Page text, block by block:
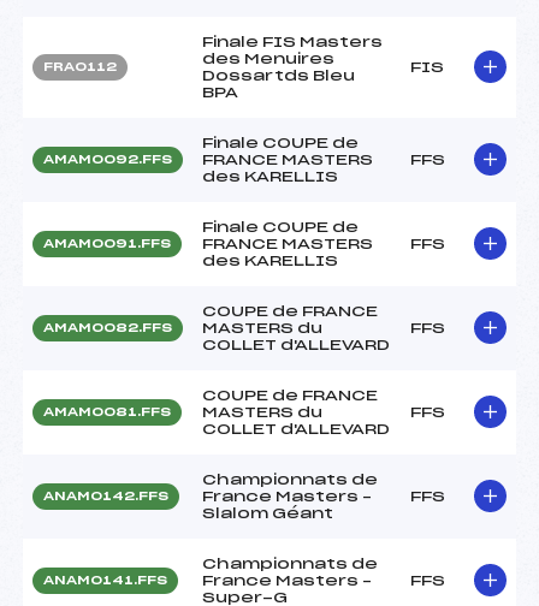
FRA0112
Finale FIS Masters
des Menuires
Dossartds Bleu
BPA
FIS
AMAM0092.FFS
Finale COUPE de
FRANCE MASTERS
des KARELLIS
FFS
AMAM0091.FFS
Finale COUPE de
FRANCE MASTERS
des KARELLIS
FFS
AMAM0082.FFS
COUPE de FRANCE
MASTERS du
COLLET d'ALLEVARD
FFS
AMAM0081.FFS
COUPE de FRANCE
MASTERS du
COLLET d'ALLEVARD
FFS
ANAM0142.FFS
Championnats de
France Masters –
Slalom Géant
FFS
ANAM0141.FFS
Championnats de
France Masters –
Super-G
FFS